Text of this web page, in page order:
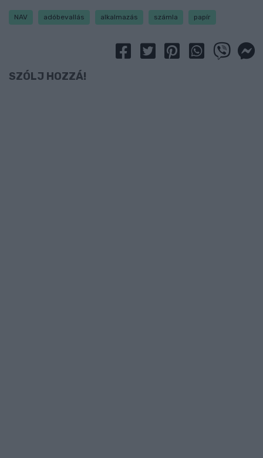
NAV adóbevallás alkalmazás számla papír
SZÓLJ HOZZÁ!